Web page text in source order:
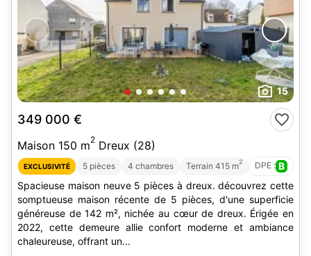
15
349 000 €
Maison 150 m2 Dreux (28)
EXCLUSIVITÉ 5 pièces 4 chambres Terrain 415 m2 DPE : B
Spacieuse maison neuve 5 pièces à dreux. découvrez cette
somptueuse maison récente de 5 pièces, d'une superficie
généreuse de 142 m², nichée au cœur de dreux. Érigée en
2022, cette demeure allie confort moderne et ambiance
chaleureuse, offrant un...